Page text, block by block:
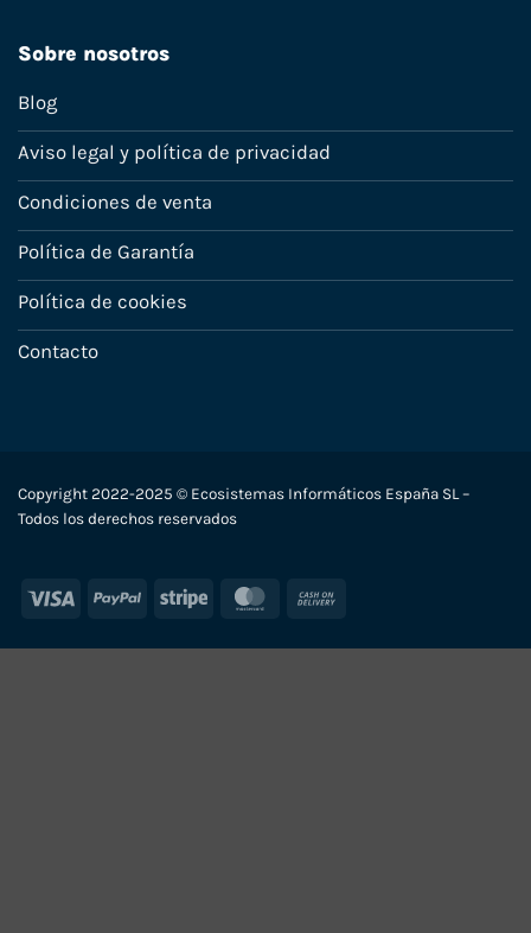
Sobre nosotros
Blog
Aviso legal y política de privacidad
Condiciones de venta
Política de Garantía
Política de cookies
Contacto
Copyright 2022-2025 © Ecosistemas Informáticos España SL –
Todos los derechos reservados
Visa PayPal Stripe MasterCard